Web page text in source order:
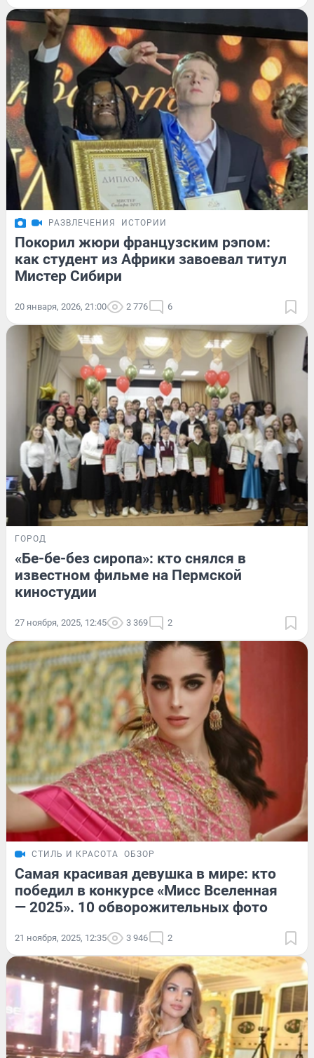
РАЗВЛЕЧЕНИЯ ИСТОРИИ
Покорил жюри французским рэпом:
как студент из Африки завоевал титул
Мистер Сибири
20 января, 2026, 21:00 2 776 6
ГОРОД
«Бе-бе-без сиропа»: кто снялся в
известном фильме на Пермской
киностудии
27 ноября, 2025, 12:45 3 369 2
СТИЛЬ И КРАСОТА ОБЗОР
Самая красивая девушка в мире: кто
победил в конкурсе «Мисс Вселенная
— 2025». 10 обворожительных фото
21 ноября, 2025, 12:35 3 946 2